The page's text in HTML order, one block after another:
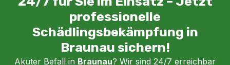
professionelle
Schädlingsbekämpfung in
Braunau sichern!
Akuter Befall in Braunau? Wir sind 24/7 erreichbar